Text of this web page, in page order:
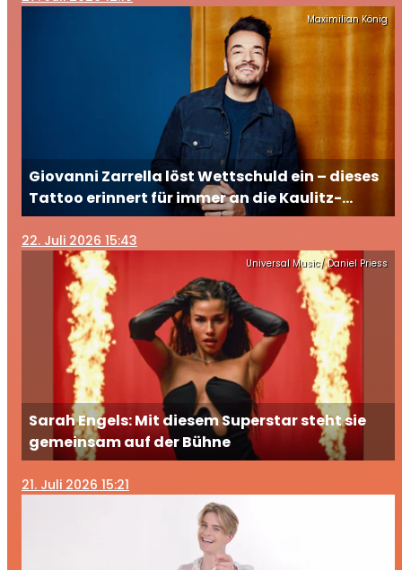
Maximilian König
Giovanni Zarrella löst Wettschuld ein – dieses
Tattoo erinnert für immer an die Kaulitz-
Brüder
22. Juli 2026 15:43
Universal Music/ Daniel Priess
Sarah Engels: Mit diesem Superstar steht sie
gemeinsam auf der Bühne
21. Juli 2026 15:21